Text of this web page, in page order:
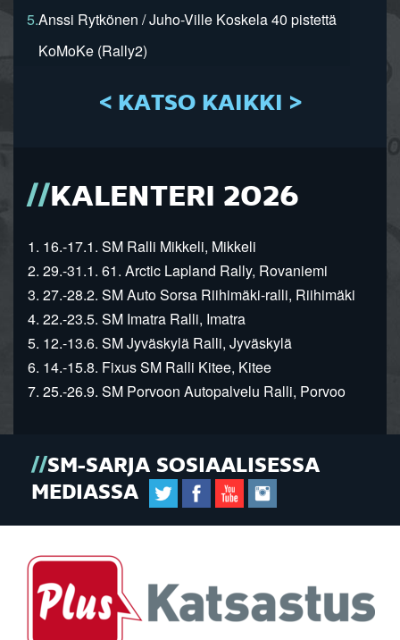
5.Anssi Rytkönen / Juho-Ville Koskela 40 pistettä
KoMoKe (Rally2)
< KATSO KAIKKI >
KALENTERI 2026
1. 16.-17.1. SM Ralli Mikkeli, Mikkeli
2. 29.-31.1. 61. Arctic Lapland Rally, Rovaniemi
3. 27.-28.2. SM Auto Sorsa Riihimäki-ralli, Riihimäki
4. 22.-23.5. SM Imatra Ralli, Imatra
5. 12.-13.6. SM Jyväskylä Ralli, Jyväskylä
6. 14.-15.8. Fixus SM Ralli Kitee, Kitee
7. 25.-26.9. SM Porvoon Autopalvelu Ralli, Porvoo
SM-SARJA SOSIAALISESSA
MEDIASSA